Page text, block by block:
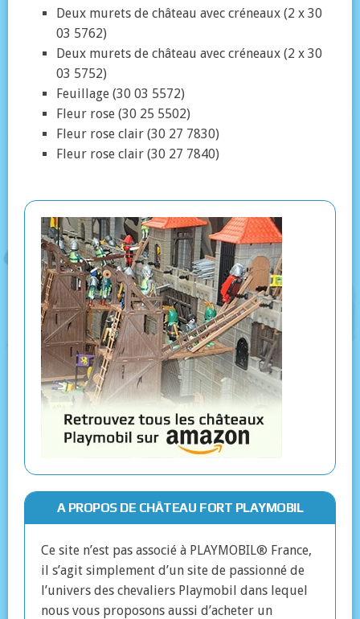
Deux murets de château avec créneaux (2 x 30
03 5762)
Deux murets de château avec créneaux (2 x 30
03 5752)
Feuillage (30 03 5572)
Fleur rose (30 25 5502)
Fleur rose clair (30 27 7830)
Fleur rose clair (30 27 7840)
A PROPOS DE CHÂTEAU FORT PLAYMOBIL
Ce site n’est pas associé à PLAYMOBIL® France,
il s’agit simplement d’un site de passionné de
l’univers des chevaliers Playmobil dans lequel
nous vous proposons aussi d’acheter un